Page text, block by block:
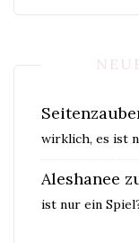
wirklich, es ist
Aleshanee
ist nur ein